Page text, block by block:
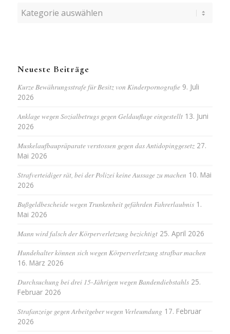
Kategorien
Neueste Beiträge
Kurze Bewährungsstrafe für Besitz von Kinderpornografie 9. Juli
2026
Anklage wegen Sozialbetrugs gegen Geldauflage eingestellt 13. Juni
2026
Muskelaufbaupräparate verstossen gegen das Antidopinggesetz 27.
Mai 2026
Strafverteidiger rät, bei der Polizei keine Aussage zu machen 10. Mai
2026
Bußgeldbescheide wegen Trunkenheit gefährden Fahrerlaubnis 1.
Mai 2026
Mann wird falsch der Körperverletzung bezichtigt 25. April 2026
Hundehalter können sich wegen Körperverletzung strafbar machen
16. März 2026
Durchsuchung bei drei 15-Jährigen wegen Bandendiebstahls 25.
Februar 2026
Strafanzeige gegen Arbeitgeber wegen Verleumdung 17. Februar
2026